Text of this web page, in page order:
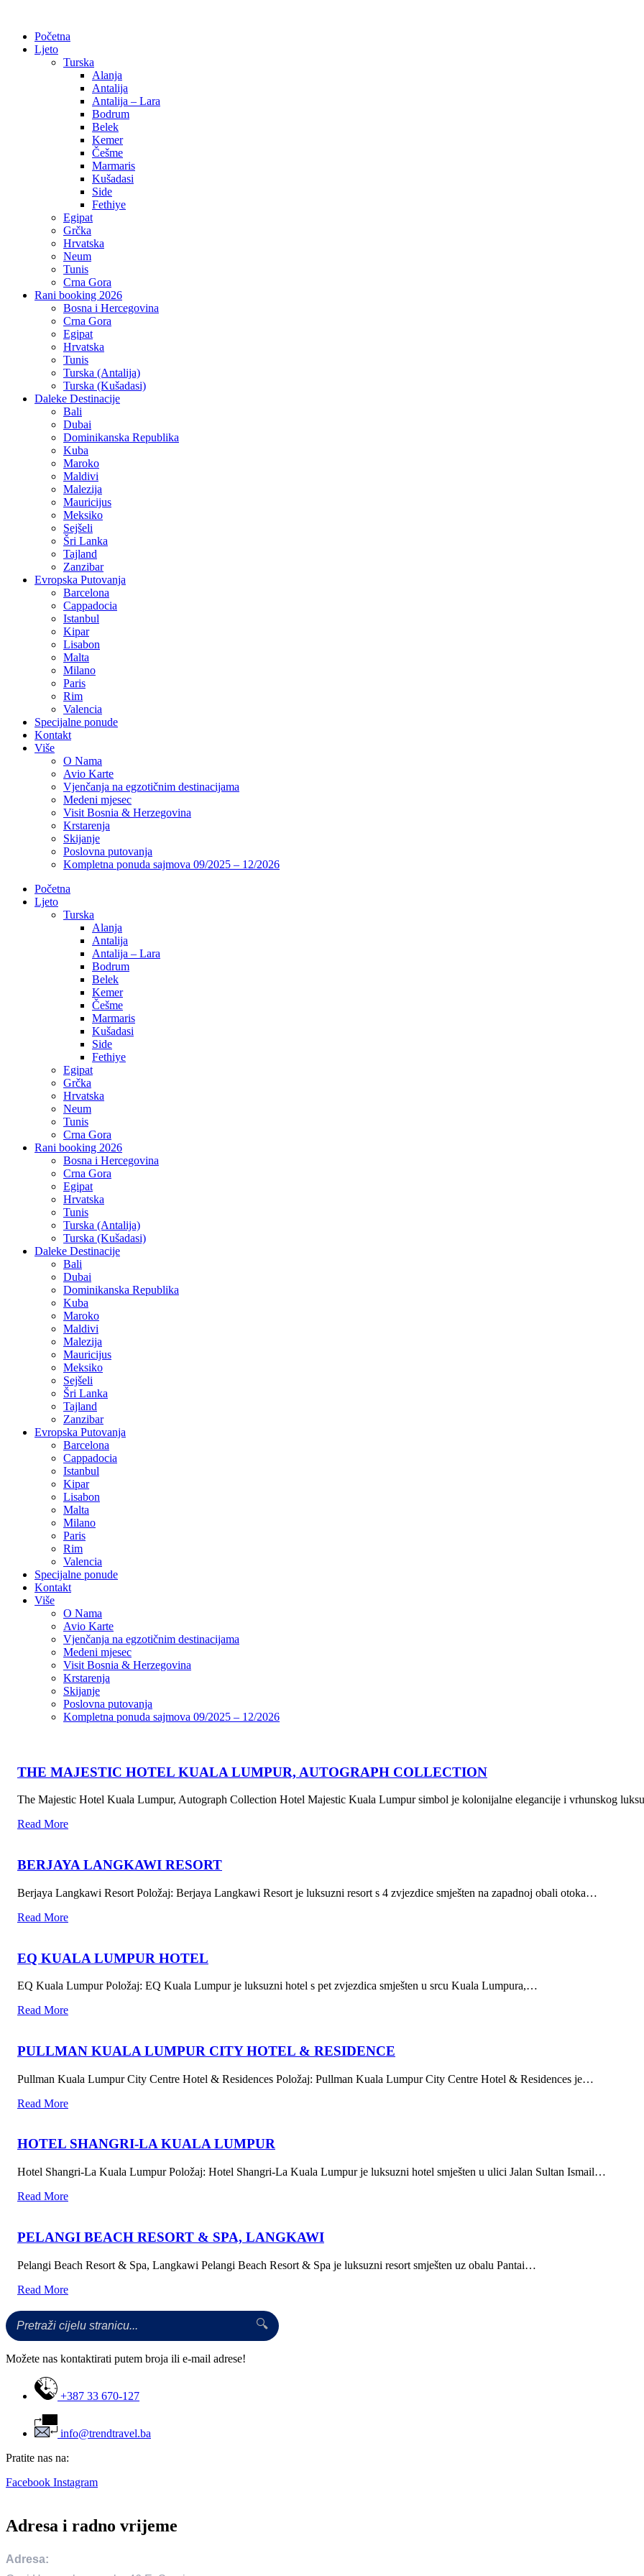
Početna
Ljeto
Turska
Alanja
Antalija
Antalija – Lara
Bodrum
Belek
Kemer
Češme
Marmaris
Kušadasi
Side
Fethiye
Egipat
Grčka
Hrvatska
Neum
Tunis
Crna Gora
Rani booking 2026
Bosna i Hercegovina
Crna Gora
Egipat
Hrvatska
Tunis
Turska (Antalija)
Turska (Kušadasi)
Daleke Destinacije
Bali
Dubai
Dominikanska Republika
Kuba
Maroko
Maldivi
Malezija
Mauricijus
Meksiko
Sejšeli
Šri Lanka
Tajland
Zanzibar
Evropska Putovanja
Barcelona
Cappadocia
Istanbul
Kipar
Lisabon
Malta
Milano
Paris
Rim
Valencia
Specijalne ponude
Kontakt
Više
O Nama
Avio Karte
Vjenčanja na egzotičnim destinacijama
Medeni mjesec
Visit Bosnia & Herzegovina
Krstarenja
Skijanje
Poslovna putovanja
Kompletna ponuda sajmova 09/2025 – 12/2026
Početna
Ljeto
Turska
Alanja
Antalija
Antalija – Lara
Bodrum
Belek
Kemer
Češme
Marmaris
Kušadasi
Side
Fethiye
Egipat
Grčka
Hrvatska
Neum
Tunis
Crna Gora
Rani booking 2026
Bosna i Hercegovina
Crna Gora
Egipat
Hrvatska
Tunis
Turska (Antalija)
Turska (Kušadasi)
Daleke Destinacije
Bali
Dubai
Dominikanska Republika
Kuba
Maroko
Maldivi
Malezija
Mauricijus
Meksiko
Sejšeli
Šri Lanka
Tajland
Zanzibar
Evropska Putovanja
Barcelona
Cappadocia
Istanbul
Kipar
Lisabon
Malta
Milano
Paris
Rim
Valencia
Specijalne ponude
Kontakt
Više
O Nama
Avio Karte
Vjenčanja na egzotičnim destinacijama
Medeni mjesec
Visit Bosnia & Herzegovina
Krstarenja
Skijanje
Poslovna putovanja
Kompletna ponuda sajmova 09/2025 – 12/2026
THE MAJESTIC HOTEL KUALA LUMPUR, AUTOGRAPH COLLECTION
The Majestic Hotel Kuala Lumpur, Autograph Collection Hotel Majestic Kuala Lumpur simbol je kolonijalne elegancije i vrhunskog
Read More
BERJAYA LANGKAWI RESORT
Berjaya Langkawi Resort Položaj: Berjaya Langkawi Resort je luksuzni resort s 4 zvjezdice smješten na zapadnoj obali otoka…
Read More
EQ KUALA LUMPUR HOTEL
EQ Kuala Lumpur Položaj: EQ Kuala Lumpur je luksuzni hotel s pet zvjezdica smješten u srcu Kuala Lumpura,…
Read More
PULLMAN KUALA LUMPUR CITY HOTEL & RESIDENCE
Pullman Kuala Lumpur City Centre Hotel & Residences Položaj: Pullman Kuala Lumpur City Centre Hotel & Residences je…
Read More
HOTEL SHANGRI-LA KUALA LUMPUR
Hotel Shangri-La Kuala Lumpur Položaj: Hotel Shangri-La Kuala Lumpur je luksuzni hotel smješten u ulici Jalan Sultan Ismail…
Read More
PELANGI BEACH RESORT & SPA, LANGKAWI
Pelangi Beach Resort & Spa, Langkawi Pelangi Beach Resort & Spa je luksuzni resort smješten uz obalu Pantai…
Read More
🔍
Možete nas kontaktirati putem broja ili e-mail adrese!
+387 33 670-127
info@trendtravel.ba
Pratite nas na:
Facebook Instagram
Adresa i radno vrijeme
Adresa: